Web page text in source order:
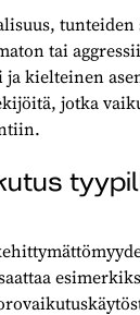
tunteiden
tai
kielteinen
jotka